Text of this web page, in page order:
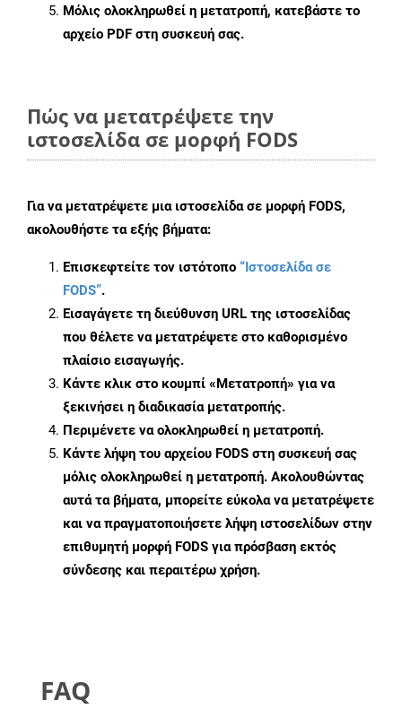
Μόλις ολοκληρωθεί η μετατροπή, κατεβάστε το
αρχείο PDF στη συσκευή σας.
Πώς να μετατρέψετε την
ιστοσελίδα σε μορφή FODS
Για να μετατρέψετε μια ιστοσελίδα σε μορφή FODS,
ακολουθήστε τα εξής βήματα:
Επισκεφτείτε τον ιστότοπο “Ιστοσελίδα σε
FODS”.
Εισαγάγετε τη διεύθυνση URL της ιστοσελίδας
που θέλετε να μετατρέψετε στο καθορισμένο
πλαίσιο εισαγωγής.
Κάντε κλικ στο κουμπί «Μετατροπή» για να
ξεκινήσει η διαδικασία μετατροπής.
Περιμένετε να ολοκληρωθεί η μετατροπή.
Κάντε λήψη του αρχείου FODS στη συσκευή σας
μόλις ολοκληρωθεί η μετατροπή. Ακολουθώντας
αυτά τα βήματα, μπορείτε εύκολα να μετατρέψετε
και να πραγματοποιήσετε λήψη ιστοσελίδων στην
επιθυμητή μορφή FODS για πρόσβαση εκτός
σύνδεσης και περαιτέρω χρήση.
FAQ